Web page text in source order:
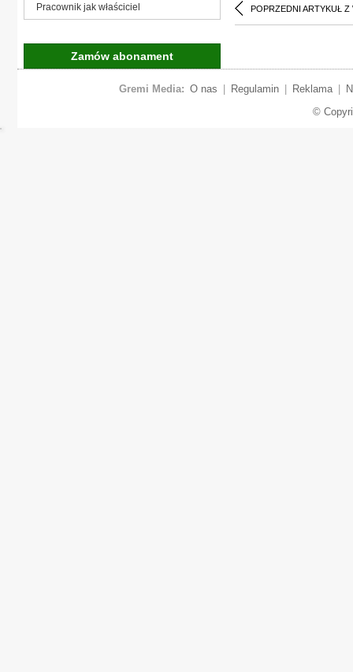
POPRZEDNI ARTYKUŁ Z
Pracownik jak właściciel
Zamów abonament
Gremi Media: O nas Regulamin Reklama
©